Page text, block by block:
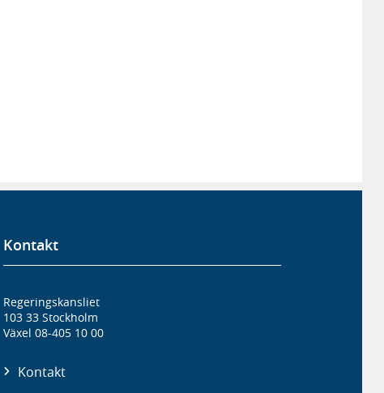
Kontakt
Regeringskansliet
103 33 Stockholm
Växel 08-405 10 00
Kontakt